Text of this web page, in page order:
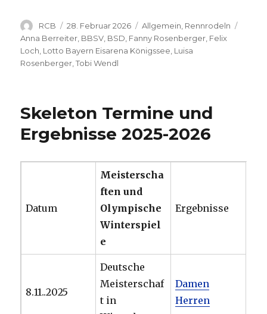
Autor
RCB
Veröffentlicht
am
28. Februar 2026 Kategorien
Allgemein, Rennrodeln
Anna Berreiter, BBSV, BSD, Fanny Rosenberger, Felix
Loch, Lotto Bayern Eisarena Königssee, Luisa
Rosenberger,Tobi Wendl
Skeleton Termine und
Ergebnisse 2025-2026
Datum
Meisterscha
ften und
Olympische
Winterspiel
e
Ergebnisse
8.11..2025
Deutsche
Meisterschaf
t in
Damen
Herren